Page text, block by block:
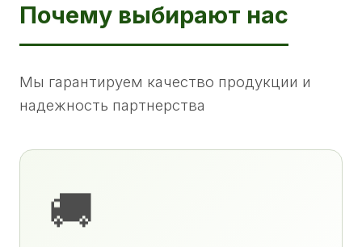
Почему выбирают нас
Мы гарантируем качество продукции и
надежность партнерства
🚚